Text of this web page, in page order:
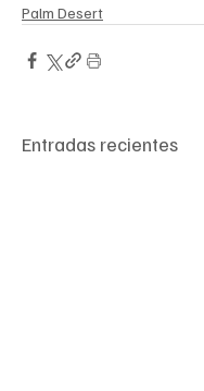
Palm Desert
Entradas recientes